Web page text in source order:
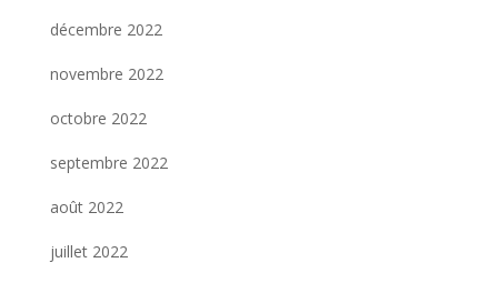
décembre 2022
novembre 2022
octobre 2022
septembre 2022
août 2022
juillet 2022